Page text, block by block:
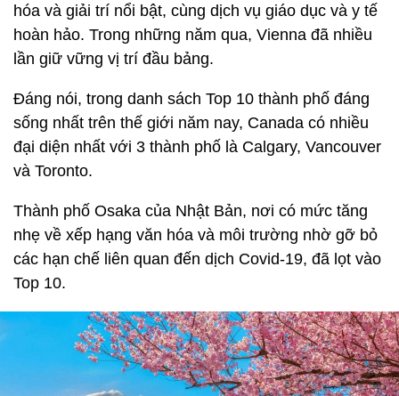
hóa và giải trí nổi bật, cùng dịch vụ giáo dục và y tế
hoàn hảo. Trong những năm qua, Vienna đã nhiều
lần giữ vững vị trí đầu bảng.
Đáng nói, trong danh sách Top 10 thành phố đáng
sống nhất trên thế giới năm nay, Canada có nhiều
đại diện nhất với 3 thành phố là Calgary, Vancouver
và Toronto.
Thành phố Osaka của Nhật Bản, nơi có mức tăng
nhẹ về xếp hạng văn hóa và môi trường nhờ gỡ bỏ
các hạn chế liên quan đến dịch Covid-19, đã lọt vào
Top 10.